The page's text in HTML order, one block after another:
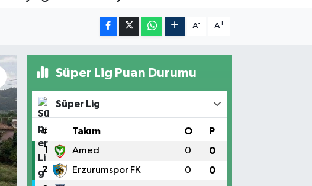
A- A+
Süper Lig Puan Durumu
Süper Lig
# Takım O P
1 Amed 0 0
2 Erzurumspor FK 0 0